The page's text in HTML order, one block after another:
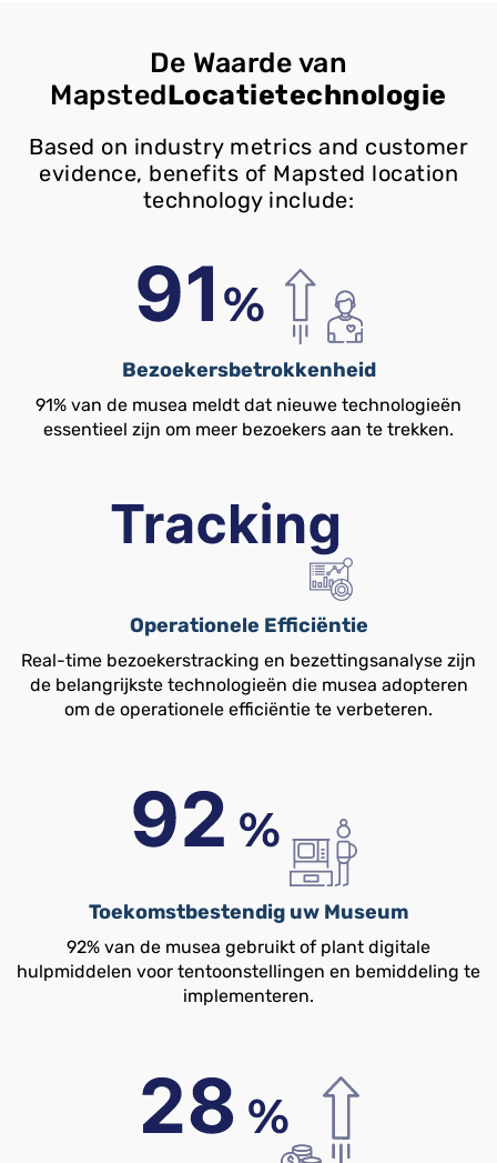
De Waarde van
MapstedLocatietechnologie
Based on industry metrics and customer
evidence, benefits of Mapsted location
technology include:
Bezoekersbetrokkenheid
91% van de musea meldt dat nieuwe technologieën
essentieel zijn om meer bezoekers aan te trekken.
Operationele Efficiëntie
Real-time bezoekerstracking en bezettingsanalyse zijn
de belangrijkste technologieën die musea adopteren
om de operationele efficiëntie te verbeteren.
Toekomstbestendig uw Museum
92% van de musea gebruikt of plant digitale
hulpmiddelen voor tentoonstellingen en bemiddeling te
implementeren.